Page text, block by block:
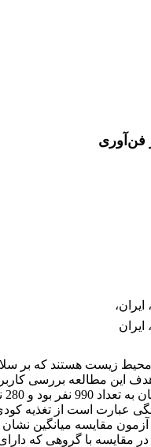
فن‌آوری
زیست هستند که بر
مطالعه بررسی
عبارت است از تغذیه
آزمون مقایسه میانگین
مقایسه با گروهی که